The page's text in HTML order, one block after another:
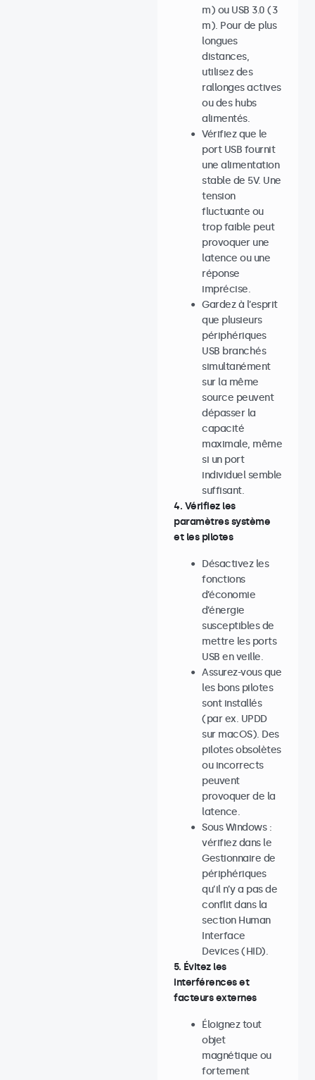
m) ou USB 3.0 (3
m). Pour de plus
longues
distances,
utilisez des
rallonges actives
ou des hubs
alimentés.
Vérifiez que le
port USB fournit
une alimentation
stable de 5V. Une
tension
fluctuante ou
trop faible peut
provoquer une
latence ou une
réponse
imprécise.
Gardez à l’esprit
que plusieurs
périphériques
USB branchés
simultanément
sur la même
source peuvent
dépasser la
capacité
maximale, même
si un port
individuel semble
suffisant.
4. Vérifiez les
paramètres système
et les pilotes
Désactivez les
fonctions
d’économie
d’énergie
susceptibles de
mettre les ports
USB en veille.
Assurez-vous que
les bons pilotes
sont installés
(par ex. UPDD
sur macOS). Des
pilotes obsolètes
ou incorrects
peuvent
provoquer de la
latence.
Sous Windows :
vérifiez dans le
Gestionnaire de
périphériques
qu’il n’y a pas de
conflit dans la
section Human
Interface
Devices (HID).
5. Évitez les
interférences et
facteurs externes
Éloignez tout
objet
magnétique ou
fortement